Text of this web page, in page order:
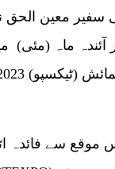
آئندہ ماہ
سے فائدہ